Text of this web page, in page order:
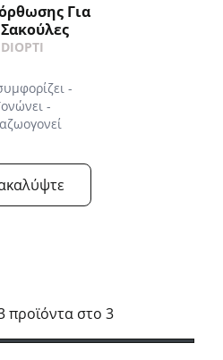
Για
Σακούλες
DIOPTI
-
-
προϊόντα στο 3